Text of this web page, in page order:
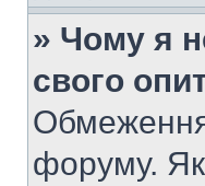
» Чому я
свого
Обмеження
форуму.